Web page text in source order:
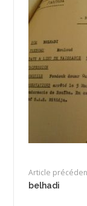
Article
belhadi